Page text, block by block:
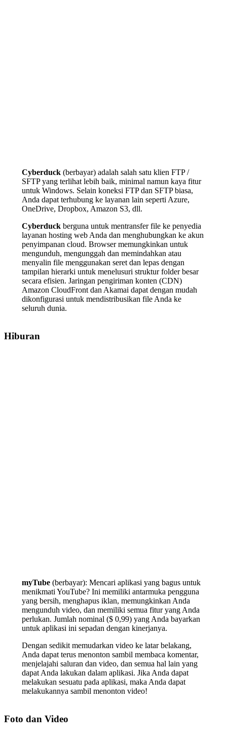
Cyberduck (berbayar) adalah salah satu klien FTP /
SFTP yang terlihat lebih baik, minimal namun kaya fitur
untuk Windows. Selain koneksi FTP dan SFTP biasa,
Anda dapat terhubung ke layanan lain seperti Azure,
OneDrive, Dropbox, Amazon S3, dll.
Cyberduck berguna untuk mentransfer file ke penyedia
layanan hosting web Anda dan menghubungkan ke akun
penyimpanan cloud. Browser memungkinkan untuk
mengunduh, mengunggah dan memindahkan atau
menyalin file menggunakan seret dan lepas dengan
tampilan hierarki untuk menelusuri struktur folder besar
secara efisien. Jaringan pengiriman konten (CDN)
Amazon CloudFront dan Akamai dapat dengan mudah
dikonfigurasi untuk mendistribusikan file Anda ke
seluruh dunia.
Hiburan
myTube(berbayar): Mencari aplikasi yang bagus untuk
menikmati YouTube? Ini memiliki antarmuka pengguna
yang bersih, menghapus iklan, memungkinkan Anda
mengunduh video, dan memiliki semua fitur yang Anda
perlukan. Jumlah nominal ($ 0,99) yang Anda bayarkan
untuk aplikasi ini sepadan dengan kinerjanya.
Dengan sedikit memudarkan video ke latar belakang,
Anda dapat terus menonton sambil membaca komentar,
menjelajahi saluran dan video, dan semua hal lain yang
dapat Anda lakukan dalam aplikasi. Jika Anda dapat
melakukan sesuatu pada aplikasi, maka Anda dapat
melakukannya sambil menonton video!
Foto dan Video